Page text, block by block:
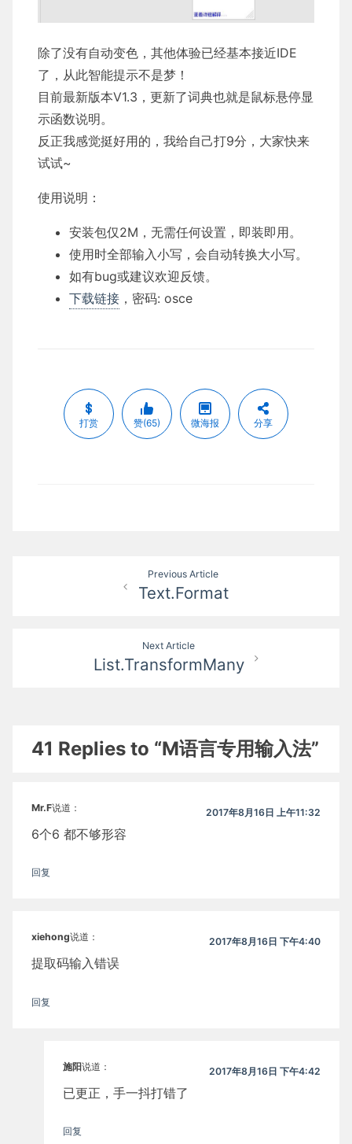
除了没有自动变色，其他体验已经基本接近IDE
了，从此智能提示不是梦！
目前最新版本V1.3，更新了词典也就是鼠标悬停显
示函数说明。
反正我感觉挺好用的，我给自己打9分，大家快来
试试~
使用说明：
安装包仅2M，无需任何设置，即装即用。
使用时全部输入小写，会自动转换大小写。
如有bug或建议欢迎反馈。
下载链接 ，密码: osce
打赏 赞(65) 微海报 分享
Previous Article
Text.Format
Next Article
List.TransformMany
41 Replies to “M语言专用输入法”
Mr.F说道： 2017年8月16日 上午11:32
6个6 都不够形容
回复
xiehong说道： 2017年8月16日 下午4:40
提取码输入错误
回复
施阳说道： 2017年8月16日 下午4:42
已更正，手一抖打错了
回复